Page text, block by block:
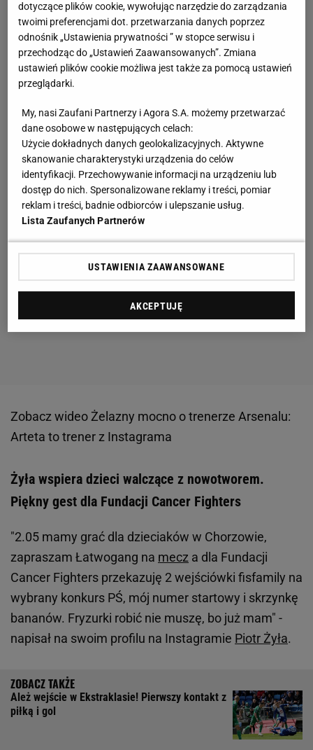
Zobacz wideoŻelazny mocno o trenerze Arsenalu:
Arteta to trener z Instagrama
Żyła wspiera dzieci walczące z nowotworem.
Piękny gest dla Fundacji Cancer Fighters
"2.05 mamy grać dla dzieciaków w Chorzowie,
zapraszam Łatwogang na mecz a dla Fundacji
Cancer Fighters przekazuję 2 wejściówki fisfamily na
wybrany konkurs PŚ, mój numer startowy i skrzynkę
bananów. Fryzurki robić nie muszę, bo już mam" -
napisał na swoim profilu na Instagramie Piotr Żyła.
Ależ wejście w Ekstraklasie! Pierwszy kontakt z
piłką i gol
dotyczące plików cookie, wywołując narzędzie do zarządzania
twoimi preferencjami dot. przetwarzania danych poprzez
odnośnik „Ustawienia prywatności ” w stopce serwisu i
przechodząc do „Ustawień Zaawansowanych”. Zmiana
ustawień plików cookie możliwa jest także za pomocą ustawień
przeglądarki.
My, nasi Zaufani Partnerzy i Agora S.A. możemy przetwarzać
dane osobowe w następujących celach:
Użycie dokładnych danych geolokalizacyjnych. Aktywne
skanowanie charakterystyki urządzenia do celów
identyfikacji. Przechowywanie informacji na urządzeniu lub
dostęp do nich. Spersonalizowane reklamy i treści, pomiar
reklam i treści, badnie odbiorców i ulepszanie usług.
Lista Zaufanych Partnerów
USTAWIENIA ZAAWANSOWANE
AKCEPTUJĘ